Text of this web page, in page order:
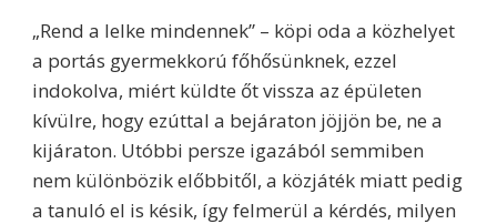
„Rend a lelke mindennek” – köpi oda a közhelyet
a portás gyermekkorú főhősünknek, ezzel
indokolva, miért küldte őt vissza az épületen
kívülre, hogy ezúttal a bejáraton jöjjön be, ne a
kijáraton. Utóbbi persze igazából semmiben
nem különbözik előbbitől, a közjáték miatt pedig
a tanuló el is késik, így felmerül a kérdés, milyen